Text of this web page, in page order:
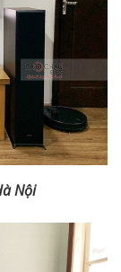
Nội